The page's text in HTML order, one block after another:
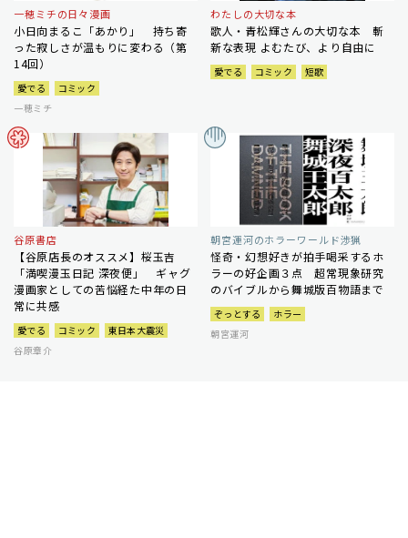
一穂ミチの日々漫画
小日向まるこ「あかり」 持ち寄
った寂しさが温もりに変わる（第
14回）
愛でる
コミック
一穂ミチ
わたしの大切な本
歌人・青松輝さんの大切な本 斬
新な表現 よむたび、より自由に
愛でる コミック 短歌
谷原書店
【谷原店長のオススメ】桜玉吉
「満喫漫玉日記 深夜便」 ギャグ
漫画家としての苦悩経た中年の日
常に共感
愛でる コミック
東日本大震災
谷原章介
朝宮運河のホラーワールド渉猟
怪奇・幻想好きが拍手喝采するホ
ラーの好企画３点 超常現象研究
のバイブルから舞城版百物語まで
ぞっとする
ホラー
朝宮運河